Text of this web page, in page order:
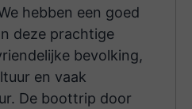
hebben een goed
deze prachtige
bevolking,
en vaak
De boottrip door